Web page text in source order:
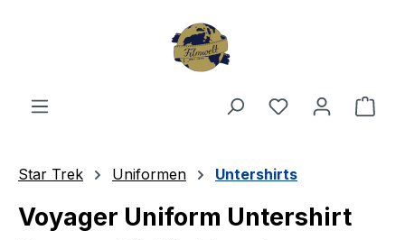
Du hast 0
Star Trek Uniformen Untershirts
Voyager Uniform Untershirt